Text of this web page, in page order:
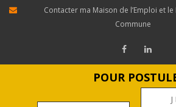
Contacter ma Maison de l’Emploi et le
Commune
POUR